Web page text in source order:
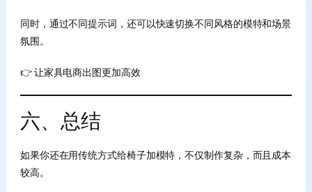
同时，通过不同提示词，还可以快速切换不同风格的模特和场景
氛围。
👉 让家具电商出图更加高效
六、总结
如果你还在用传统方式给椅子加模特，不仅制作复杂，而且成本
较高。